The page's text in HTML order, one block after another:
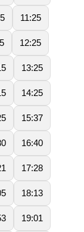
11:25
12:25
13:25
14:25
15:37
16:40
17:28
18:13
19:01